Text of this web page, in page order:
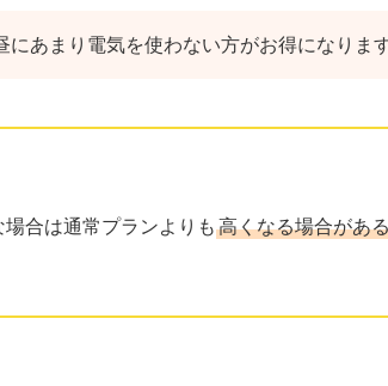
あまり電気を使わない方がお得になります
合は通常プランよりも 高くなる場合があ